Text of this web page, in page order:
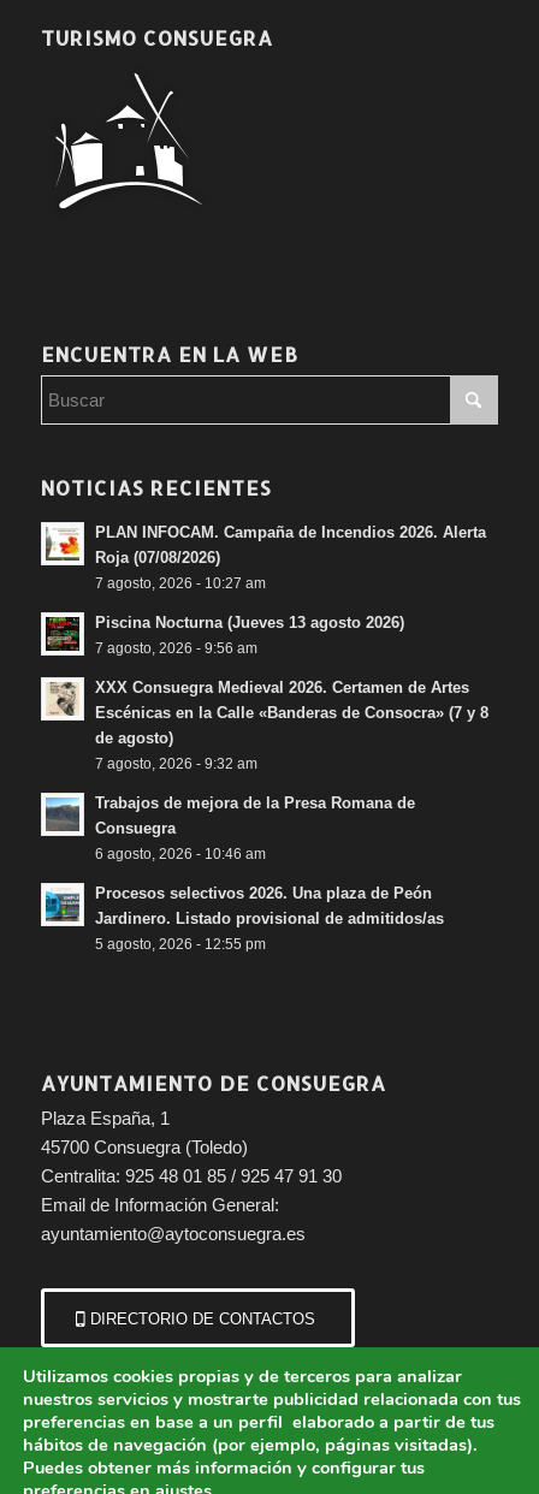
TURISMO CONSUEGRA
ENCUENTRA EN LA WEB
NOTICIAS RECIENTES
PLAN INFOCAM. Campaña de Incendios 2026. Alerta
Roja (07/08/2026)
7 agosto, 2026 - 10:27 am
Piscina Nocturna (Jueves 13 agosto 2026)
7 agosto, 2026 - 9:56 am
XXX Consuegra Medieval 2026. Certamen de Artes
Escénicas en la Calle «Banderas de Consocra» (7 y 8
de agosto)
7 agosto, 2026 - 9:32 am
Trabajos de mejora de la Presa Romana de
Consuegra
6 agosto, 2026 - 10:46 am
Procesos selectivos 2026. Una plaza de Peón
Jardinero. Listado provisional de admitidos/as
5 agosto, 2026 - 12:55 pm
AYUNTAMIENTO DE CONSUEGRA
Plaza España, 1
45700 Consuegra (Toledo)
Centralita: 925 48 01 85 / 925 47 91 30
Email de Información General:
ayuntamiento@aytoconsuegra.es
DIRECTORIO DE CONTACTOS
© Copyright - Ayuntamiento de Consuegra (Toledo) | Portal municipal.
Utilizamos cookies propias y de terceros para analizar
nuestros servicios y mostrarte publicidad relacionada con tus
preferencias en base a un perfil elaborado a partir de tus
hábitos de navegación (por ejemplo, páginas visitadas).
Puedes obtener más información y configurar tus